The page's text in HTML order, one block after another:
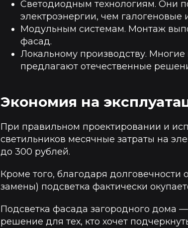
Светодиодным технологиям. Они
электроэнергии, чем
Модульным системам. Монтаж
фасад.
Локальному производству.
предлагают отечественные
Экономия на
При правильном проектировании и
светильников месячные затраты на
до 300 рублей.
Кроме того, благодаря долговечности
замены) подсветка фактически
Подсветка фасада загородного дома
решение для тех, кто хочет